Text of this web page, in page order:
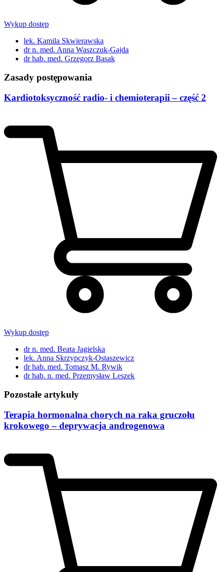
Wykup dostęp
lek. Kamila Skwierawska
dr n. med. Anna Waszczuk-Gajda
dr hab. med. Grzegorz Basak
Zasady postępowania
Kardiotoksyczność radio- i chemioterapii – część 2
Wykup dostęp
dr n. med. Beata Jagielska
lek. Anna Skrzypczyk-Ostaszewicz
dr hab. med. Tomasz M. Rywik
dr hab. n. med. Przemysław Leszek
Pozostałe artykuły
Terapia hormonalna chorych na raka gruczołu
krokowego – deprywacja androgenowa